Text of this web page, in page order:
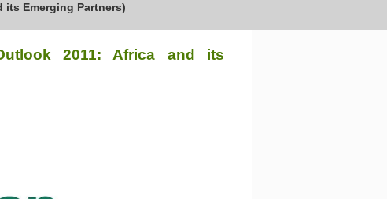
its Emerging Partners)
2011: Africa and its